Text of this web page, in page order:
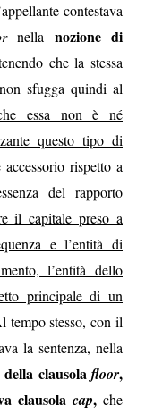
contestava
nella nozione di
che la stessa
sfugga quindi al
essa non è né
questo tipo di
rispetto a
del rapporto
il capitale preso a
e l’entità di
l’entità dello
principale di un
tempo stesso, con il
la sentenza, nella
della clausolafloor,
clausola cap, che